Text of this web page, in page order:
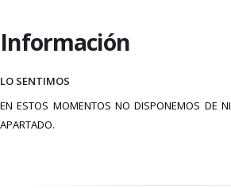
Información
LO SENTIMOS
EN ESTOS MOMENTOS NO DISPONEMOS DE
APARTADO.